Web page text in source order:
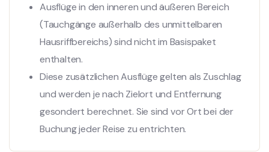
Ausflüge in den inneren und äußeren Bereich
(Tauchgänge außerhalb des unmittelbaren
Hausriffbereichs) sind nicht im Basispaket
enthalten.
Diese zusätzlichen Ausflüge gelten als Zuschlag
und werden je nach Zielort und Entfernung
gesondert berechnet. Sie sind vor Ort bei der
Buchung jeder Reise zu entrichten.